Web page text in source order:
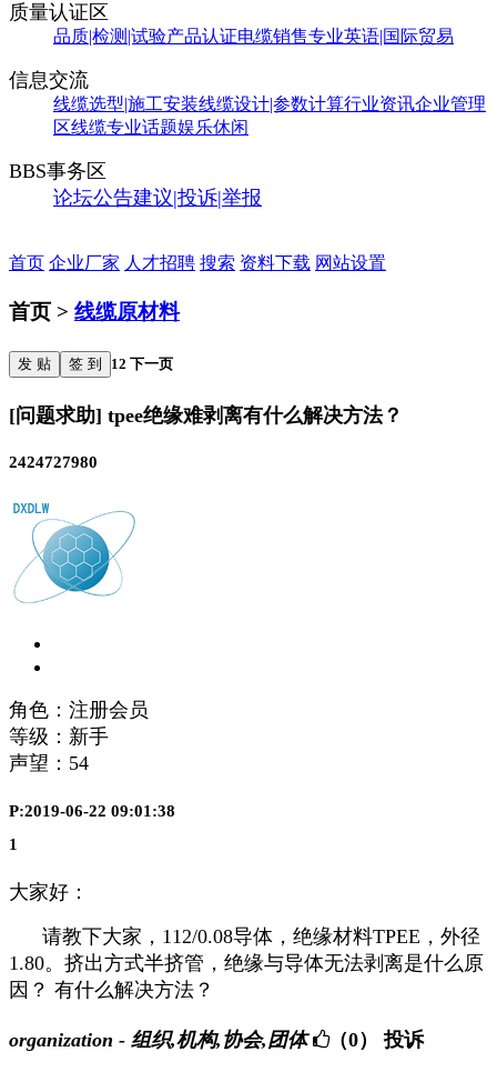
质量认证区
品质|检测|试验产品认证电缆销售专业英语|国际贸易
信息交流
线缆选型|施工安装线缆设计|参数计算行业资讯企业管理
区线缆专业话题娱乐休闲
BBS事务区
论坛公告建议|投诉|举报
首页 企业厂家 人才招聘 搜索 资料下载 网站设置
首页 > 线缆原材料
发 贴 签 到 12 下一页
[问题求助] tpee绝缘难剥离有什么解决方法？
2424727980
角色：注册会员
等级：新手
声望： 54
P:2019-06-22 09:01:38
1
大家好：
请教下大家，112/0.08导体，绝缘材料TPEE，外径
1.80。挤出方式半挤管，绝缘与导体无法剥离是什么原
因？ 有什么解决方法？
organization - 组织,机构,协会,团体 （0） 投诉